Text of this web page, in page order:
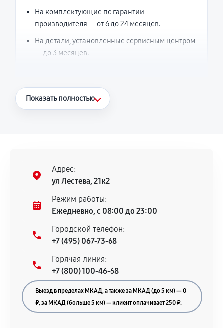
На комплектующие по гарантии
производителя — от 6 до 24 месяцев.
На детали, установленные сервисным центром
— до 3 месяцев.
Что считается гарантийным случаем
нормальной эксплуатации в течение
гарантийного срока.
Несоответствие комплектующей заявленным
техническим характеристикам.
Документы для подтверждения
гарантии
Гарантийный талон.
Акт выполненных работ с датой, перечнем
услуг и сроком гарантии.
Показать полностью
Адрес:
ул Лестева, 21к2
Режим работы:
Ежедневно, с 08:00 до 23:00
Городской телефон:
+7 (495) 067-73-68
Горячая линия:
+7 (800) 100-46-68
Выезд в пределах МКАД, а также за МКАД (до 5 км) — 0
₽, за МКАД (больше 5 км) — клиент оплачивает 250 ₽.